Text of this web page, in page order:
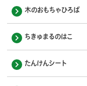
木のおもちゃひろば
ちきゅまるのはこ
たんけんシート